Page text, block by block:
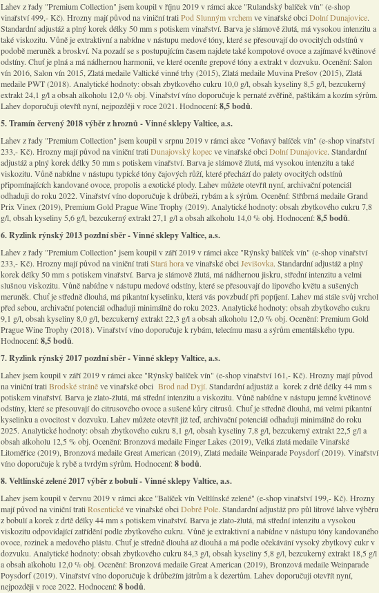
Lahev z řady "Premium Collection" jsem koupil v říjnu 2019 v rámci akce "Rulandský balíček vín" (e-shop
vinařství 499,- Kč). Hrozny mají původ na viniční tratiPod Slunným vrchemve vinařské obciDolní Dunajovice.
Standardní adjustáž a plný korek délky 50 mm s potiskem vinařství. Barva je slámově žlutá, má vysokou intenzitu a
také viskozitu. Vůně je extraktivní a nabídne v nástupu medové tóny, které se přesouvají do ovocitých odstínů v
podobě meruněk a broskví. Na pozadí se s postupujícím časem najdete také kompotové ovoce a zajímavé květinové
odstíny. Chuť je plná a má nádhernou harmonii, ve které oceníte grepové tóny a extrakt v dozvuku. Ocenění: Salon
vín 2016, Salon vín 2015, Zlatá medaile Valtické vinné trhy (2015), Zlatá medaile Muvina Prešov (2015), Zlatá
medaile PWT (2018). Analytické hodnoty: obsah zbytkového cukru 10,0 g/l, obsah kyseliny 8,5 g/l, bezcukerný
extrakt 24,1 g/l a obsah alkoholu 12,0 % obj. Vinařství víno doporučuje k pernaté zvěřině, paštikám a kozím sýrům.
Lahev doporučuji otevřít nyní, nejpozději v roce 2021. Hodnocení:8,5 bodů.
5. Tramín červený 2018 výběr z hroznů - Vinné sklepy Valtice, a.s.
Lahev z řady "Premium Collection" jsem koupil v srpnu 2019 v rámci akce "Voňavý balíček vín" (e-shop vinařství
233,- Kč). Hrozny mají původ na viniční tratiDunajovský kopecve vinařské obciDolní Dunajovice. Standardní
adjustáž a plný korek délky 50 mm s potiskem vinařství. Barva je slámově žlutá, má vysokou intenzitu a také
viskozitu. Vůně nabídne v nástupu typické tóny čajových růží, které přechází do palety ovocitých odstínů
připomínajících kandované ovoce, propolis a exotické plody. Lahev můžete otevřít nyní, archivační potenciál
odhaduji do roku 2022. Vinařství víno doporučuje k drůbeži, rybám a k sýrům. Ocenění: Stříbrná medaile Grand
Prix Vinex (2019), Premium Gold Prague Wine Trophy (2019). Analytické hodnoty: obsah zbytkového cukru 7,8
g/l, obsah kyseliny 5,6 g/l, bezcukerný extrakt 27,1 g/l a obsah alkoholu 14,0 % obj. Hodnocení:8,5 bodů.
6. Ryzlink rýnský 2013 pozdní sběr - Vinné sklepy Valtice, a.s.
Lahev z řady "Premium Collection" jsem koupil v září 2019 v rámci akce "Rýnský balíček vín" (e-shop vinařství
233,- Kč). Hrozny mají původ na viniční tratiStará horave vinařské obciJevišovka. Standardní adjustáž a plný
korek délky 50 mm s potiskem vinařství. Barva je slámově žlutá, má nádhernou jiskru, střední intenzitu a velmi
slušnou viskozitu. Vůně nabídne v nástupu medové odstíny, které se přesouvají do lipového květu a sušených
meruněk. Chuť je středně dlouhá, má pikantní kyselinku, která vás povzbudí při popíjení. Lahev má stále svůj vrchol
před sebou, archivační potenciál odhaduji minimálně do roku 2023. Analytické hodnoty: obsah zbytkového cukru
9,1 g/l, obsah kyseliny 8,0 g/l, bezcukerný extrakt 22,3 g/l a obsah alkoholu 12,0 % obj. Ocenění: Premium Gold
Prague Wine Trophy (2018). Vinařství víno doporučuje k rybám, telecímu masu a sýrům ementálského typu.
Hodnocení:8,5 bodů.
7. Ryzlink rýnský 2017 pozdní sběr - Vinné sklepy Valtice, a.s.
Lahev jsem koupil v září 2019 v rámci akce "Rýnský balíček vín" (e-shop vinařství 161,- Kč). Hrozny mají původ
na viniční tratiBrodské stráněve vinařské obci Brod nad Dyjí. Standardní adjustáž a korek z drtě délky 44 mm s
potiskem vinařství. Barva je zlato-žlutá, má střední intenzitu a viskozitu. Vůně nabídne v nástupu jemné květinové
odstíny, které se přesouvají do citrusového ovoce a sušené kůry citrusů. Chuť je středně dlouhá, má velmi pikantní
kyselinku a ovocitost v dozvuku. Lahev můžete otevřít již teď, archivační potenciál odhaduji minimálně do roku
2025. Analytické hodnoty: obsah zbytkového cukru 8,1 g/l, obsah kyseliny 7,8 g/l, bezcukerný extrakt 22,5 g/l a
obsah alkoholu 12,5 % obj. Ocenění: Bronzová medaile Finger Lakes (2019), Velká zlatá medaile Vinařské
Litoměřice (2019), Bronzová medaile Great American (2019), Zlatá medaile Weinparade Poysdorf (2019). Vinařství
víno doporučuje k rybě a tvrdým sýrům. Hodnocení:8 bodů.
8. Veltlínské zelené 2017 výběr z bobulí - Vinné sklepy Valtice, a.s.
Lahev jsem koupil v červnu 2019 v rámci akce "Balíček vín Veltlínské zelené" (e-shop vinařství 199,- Kč). Hrozny
mají původ na viniční tratiRosentickéve vinařské obciDobré Pole. Standardní adjustáž pro půl litrové lahve výběru
z bobulí a korek z drtě délky 44 mm s potiskem vinařství. Barva je zlato-žlutá, má střední intenzitu a vysokou
viskozitu odpovídající zatřídění podle zbytkového cukru. Vůně je extraktivní a nabídne v nástupu tóny kandovaného
ovoce, rozinek a medového plástu. Chuť je středně dlouhá až dlouhá a má podle očekávání vysoký zbytkový cukr v
dozvuku. Analytické hodnoty: obsah zbytkového cukru 84,3 g/l, obsah kyseliny 5,8 g/l, bezcukerný extrakt 18,5 g/l
a obsah alkoholu 12,0 % obj. Ocenění: Bronzová medaile Great American (2019), Bronzová medaile Weinparade
Poysdorf (2019). Vinařství víno doporučuje k drůbežím játrům a k dezertům. Lahev doporučuji otevřít nyní,
nejpozději v roce 2022. Hodnocení:8 bodů.